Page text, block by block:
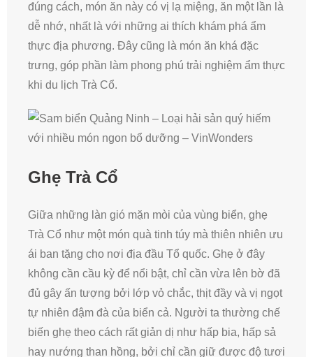
đúng cách, món ăn này có vị lạ miệng, ăn một lần là
dễ nhớ, nhất là với những ai thích khám phá ẩm
thực địa phương. Đây cũng là món ăn khá đặc
trưng, góp phần làm phong phú trải nghiệm ẩm thực
khi du lịch Trà Cổ.
Ghẹ Trà Cổ
Giữa những làn gió mặn mòi của vùng biển, ghẹ
Trà Cổ như một món quà tinh túy mà thiên nhiên ưu
ái ban tặng cho nơi địa đầu Tổ quốc. Ghẹ ở đây
không cần cầu kỳ để nổi bật, chỉ cần vừa lên bờ đã
đủ gây ấn tượng bởi lớp vỏ chắc, thịt đầy và vị ngọt
tự nhiên đậm đà của biển cả. Người ta thường chế
biến ghẹ theo cách rất giản dị như hấp bia, hấp sả
hay nướng than hồng, bởi chỉ cần giữ được độ tươi